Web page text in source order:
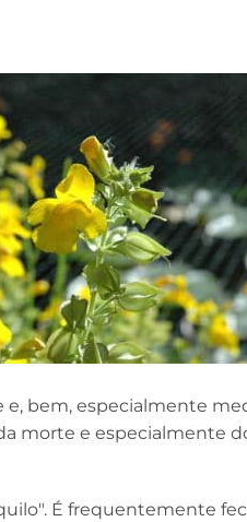
e, bem, especialmente
morte e especialmente
É frequentemente